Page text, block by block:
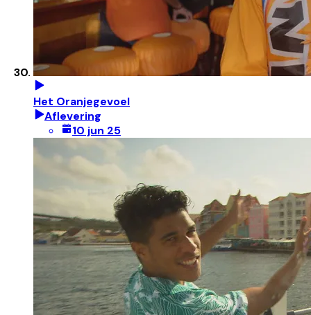
Het Oranjegevoel
Aflevering
10 jun 25